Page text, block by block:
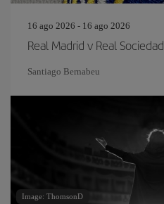
16 ago 2026 - 16 ago 2026
Real Madrid v Real Sociedad
Santiago Bernabeu
Image: ThomsonD